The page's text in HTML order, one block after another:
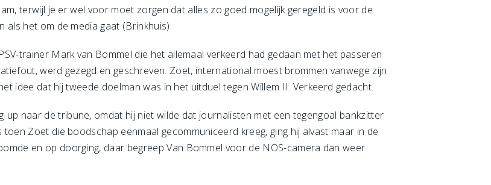
terwijl je er wel voor moet zorgen dat alles zo goed mogelijk geregeld is voor de
als het om de media gaat (Brinkhuis).
trainer Mark van Bommel die het allemaal verkeerd had gedaan met het passeren
werd gezegd en geschreven. Zoet, international moest brommen vanwege zijn
idee dat hij tweede doelman was in het uitduel tegen Willem II. Verkeerd gedacht.
up naar de tribune, omdat hij niet wilde dat journalisten met een tegengoal bankzitter
Zoet die boodschap eenmaal gecommuniceerd kreeg, ging hij alvast maar in de
en op doorging, daar begreep Van Bommel voor de NOS-camera dan weer